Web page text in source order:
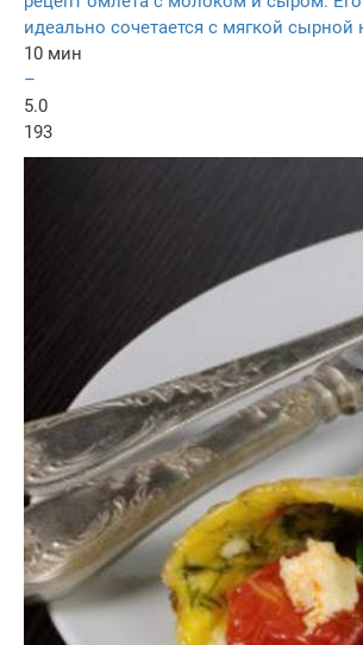
идеально сочетается с мягкой сырной
10 мин
–
5.0
193